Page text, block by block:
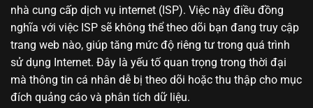
nhà cung cấp dịch vụ internet (ISP). Việc này điều đồng
nghĩa với việc ISP sẽ không thể theo dõi bạn đang truy cập
trang web nào, giúp tăng mức độ riêng tư trong quá trình
sử dụng Internet. Đây là yếu tố quan trọng trong thời đại
mà thông tin cá nhân dễ bị theo dõi hoặc thu thập cho mục
đích quảng cáo và phân tích dữ liệu.